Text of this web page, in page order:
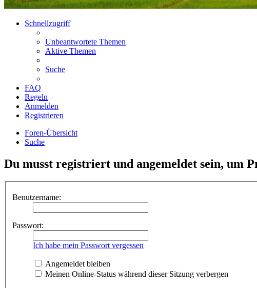
Schnellzugriff
Unbeantwortete Themen
Aktive Themen
Suche
FAQ
Regeln
Anmelden
Registrieren
Foren-Übersicht
Suche
Du musst registriert und angemeldet sein, um
Benutzername:
Passwort:
Ich habe mein Passwort vergessen
Angemeldet bleiben
Meinen Online-Status während dieser Sitzung verbergen